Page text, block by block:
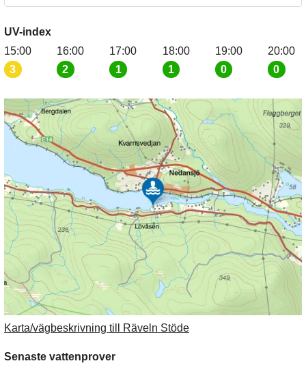
UV-index
15:00
3
16:00
2
17:00
1
18:00
1
19:00
0
20:00
0
Karta/vägbeskrivning till Räveln Stöde
Senaste vattenprover